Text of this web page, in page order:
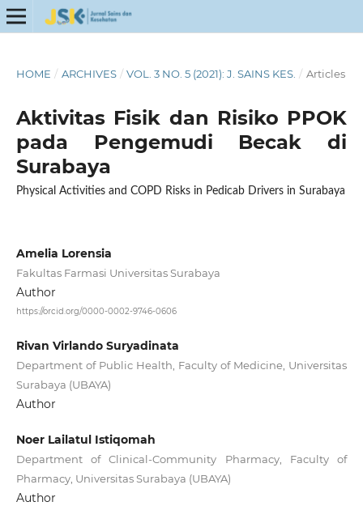
HOME / ARCHIVES / VOL. 3 NO. 5 (2021): J. SAINS KES. / Articles
Aktivitas Fisik dan Risiko PPOK
pada Pengemudi Becak di
Surabaya
Physical Activities and COPD Risks in Pedicab Drivers in Surabaya
Amelia Lorensia
Fakultas Farmasi Universitas Surabaya
Author
https://orcid.org/0000-0002-9746-0606
Rivan Virlando Suryadinata
Department of Public Health, Faculty of Medicine, Universitas
Surabaya (UBAYA)
Author
Noer Lailatul Istiqomah
Department of Clinical-Community Pharmacy, Faculty of
Pharmacy, Universitas Surabaya (UBAYA)
Author